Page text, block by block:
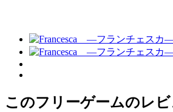
このフリーゲームのレ